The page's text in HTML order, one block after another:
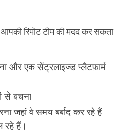
रिमोट टीम की मदद कर सकता
और एक सेंट्रलाइज्ड प्लैटफ़ार्म
से बचना
जहां वे समय बर्बाद कर रहे हैं
रहे हैं।